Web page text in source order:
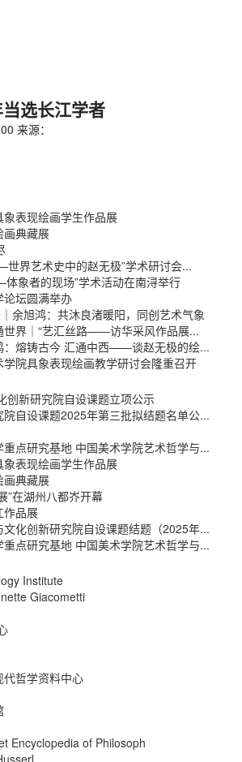
选长江学者
来源：
表现绘画学生作品展
画典藏展
界艺术史中的赵无极”学术研讨会...
象者的现场”学术活动在南浔举行
坛圆满举办
余旭鸿：共沐良渚暖阳，同创艺术气象
世界｜“艺汇丝路——访华采风作品展...
：熔铸古今 汇通中西——谈赵无极的绘...
院具象表现绘画教学研讨会隆重召开
创新研究院自设课题立项公示
自设课题2025年第三批拟结题名单公...
点研究基地 中国美术学院艺术哲学与...
表现绘画学生作品展
画典藏展
在湖州八都岕开幕
品展
化创新研究院自设课题结题（2025年...
点研究基地 中国美术学院艺术哲学与...
Institute
Giacometti
哲学资料中心
Encyclopedia of Philosoph